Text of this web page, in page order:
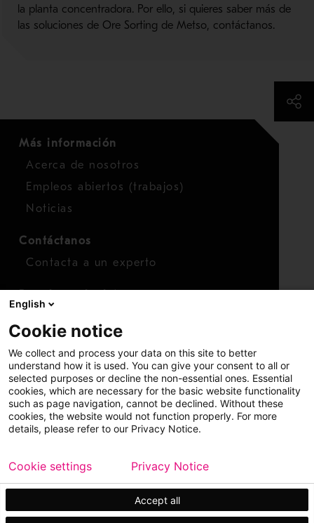
la planta concentradora. Por ello, si quieres saber más de
las soluciones de Ore Sorting de Metso, contáctanos.
Más información
Acerca de nosotros
Empleos abiertos (trabajos)
Noticias
Contáctanos
Contacta a un experto
Finanzas
Acciones
Copyright © 2026 Metso
Mapa del sitio
Información legal
Privacidad Marca comercial
English
Cookie notice
We collect and process your data on this site to better
understand how it is used. You can give your consent to all or
selected purposes or decline the non-essential ones. Essential
cookies, which are necessary for the basic website functionality
such as page navigation, cannot be declined. Without these
cookies, the website would not function properly. For more
details, please refer to our Privacy Notice.
Accept all
Cookie settings Privacy Notice